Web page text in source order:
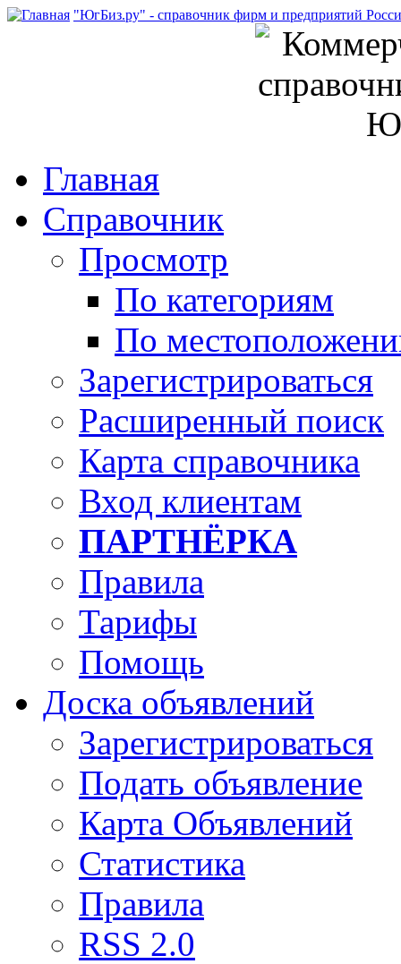
"ЮгБиз.ру" - справочник фирм и предприятий
Главная
Справочник
Просмотр
По категориям
По
Зарегистрироваться
Расширенный поиск
Карта справочника
Вход клиентам
ПАРТНЁРКА
Правила
Тарифы
Помощь
Доска объявлений
Зарегистрироваться
Подать объявление
Карта Объявлений
Статистика
Правила
RSS 2.0